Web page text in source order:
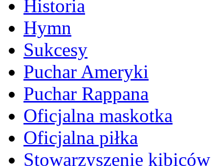
Historia
Hymn
Sukcesy
Puchar Ameryki
Puchar Rappana
Oficjalna maskotka
Oficjalna piłka
Stowarzyszenie kibiców